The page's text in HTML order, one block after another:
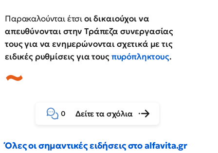
Παρακαλούνται έτσιοι δικαιούχοι να
απευθύνονται στην Τράπεζα συνεργασίας
τους για να ενημερώνονται σχετικά με τις
ειδικές ρυθμίσεις για τουςπυρόπληκτους.
0 Δείτε τα σχόλια
Όλες οι σημαντικές ειδήσεις στο alfavita.gr